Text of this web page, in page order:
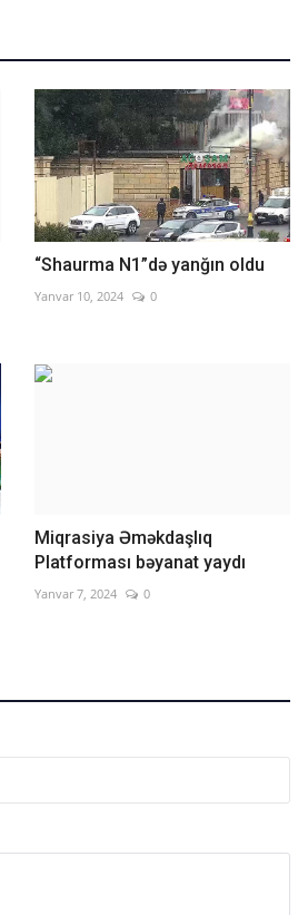
“Shaurma N1”də yanğın oldu
Yanvar 10, 2024 0
Miqrasiya Əməkdaşlıq
Platforması bəyanat yaydı
Yanvar 7, 2024 0